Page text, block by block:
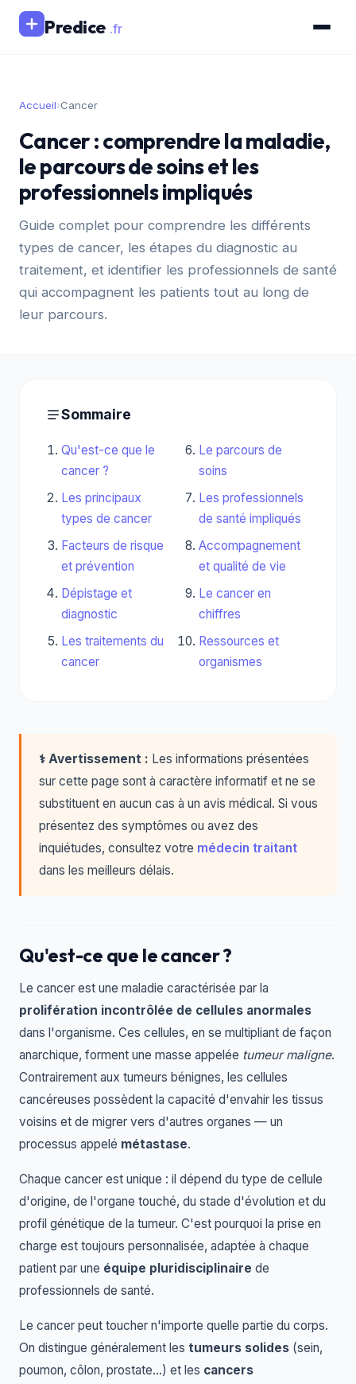
Predice .fr
Accueil›Cancer
Cancer : comprendre la maladie,
le parcours de soins et les
professionnels impliqués
Guide complet pour comprendre les différents
types de cancer, les étapes du diagnostic au
traitement, et identifier les professionnels de santé
qui accompagnent les patients tout au long de
leur parcours.
Sommaire
Qu'est-ce que le
cancer ?
Les principaux
types de cancer
Facteurs de risque
et prévention
Dépistage et
diagnostic
Les traitements du
cancer
Le parcours de
soins
Les professionnels
de santé impliqués
Accompagnement
et qualité de vie
Le cancer en
chiffres
Ressources et
organismes
⚕️ Avertissement : Les informations présentées
sur cette page sont à caractère informatif et ne se
substituent en aucun cas à un avis médical. Si vous
présentez des symptômes ou avez des
inquiétudes, consultez votre médecin traitant
dans les meilleurs délais.
Qu'est-ce que le cancer ?
Le cancer est une maladie caractérisée par la
prolifération incontrôlée de cellules anormales
dans l'organisme. Ces cellules, en se multipliant de façon
anarchique, forment une masse appelée tumeur maligne.
Contrairement aux tumeurs bénignes, les cellules
cancéreuses possèdent la capacité d'envahir les tissus
voisins et de migrer vers d'autres organes — un
processus appelé métastase.
Chaque cancer est unique : il dépend du type de cellule
d'origine, de l'organe touché, du stade d'évolution et du
profil génétique de la tumeur. C'est pourquoi la prise en
charge est toujours personnalisée, adaptée à chaque
patient par une équipe pluridisciplinaire de
professionnels de santé.
Le cancer peut toucher n'importe quelle partie du corps.
On distingue généralement les tumeurs solides (sein,
poumon, côlon, prostate…) et les cancers